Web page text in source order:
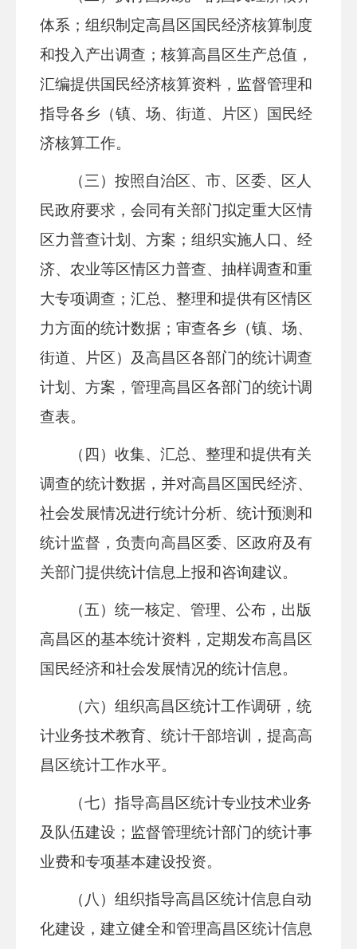
体系；组织制定高昌区国民经济核算制度
和投入产出调查；核算高昌区生产总值，
汇编提供国民经济核算资料，监督管理和
指导各乡（镇、场、街道、片区）国民经
济核算工作。
（三）按照自治区、市、区委、区人
民政府要求，会同有关部门拟定重大区情
区力普查计划、方案；组织实施人口、经
济、农业等区情区力普查、抽样调查和重
大专项调查；汇总、整理和提供有区情区
力方面的统计数据；审查各乡（镇、场、
街道、片区）及高昌区各部门的统计调查
计划、方案，管理高昌区各部门的统计调
查表。
（四）收集、汇总、整理和提供有关
调查的统计数据，并对高昌区国民经济、
社会发展情况进行统计分析、统计预测和
统计监督，负责向高昌区委、区政府及有
关部门提供统计信息上报和咨询建议。
（五）统一核定、管理、公布，出版
高昌区的基本统计资料，定期发布高昌区
国民经济和社会发展情况的统计信息。
（六）组织高昌区统计工作调研，统
计业务技术教育、统计干部培训，提高高
昌区统计工作水平。
（七）指导高昌区统计专业技术业务
及队伍建设；监督管理统计部门的统计事
业费和专项基本建设投资。
（八）组织指导高昌区统计信息自动
化建设，建立健全和管理高昌区统计信息